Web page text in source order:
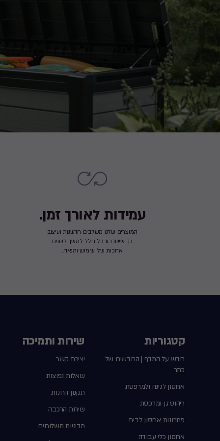
עמידות לאורך זמן.
המוצרים שלנו משלבים חדשנות ועיצוב
כך שישדרגו כל חלל למשך לשנים
ארוכות של שימוש והנאה.
קטגוריות
חדש על המדף | החדשים של
כתר
אחסון לגינה ולמרפסת
ריהוט גן ומרפסת
פתרונות אחסון לבית
אחסון כלי עבודה
שירות ותמיכה
יצירת קשר
שאלות נפוצות
תקנון החנות
שירות הרכבה
מדיניות משלוחים